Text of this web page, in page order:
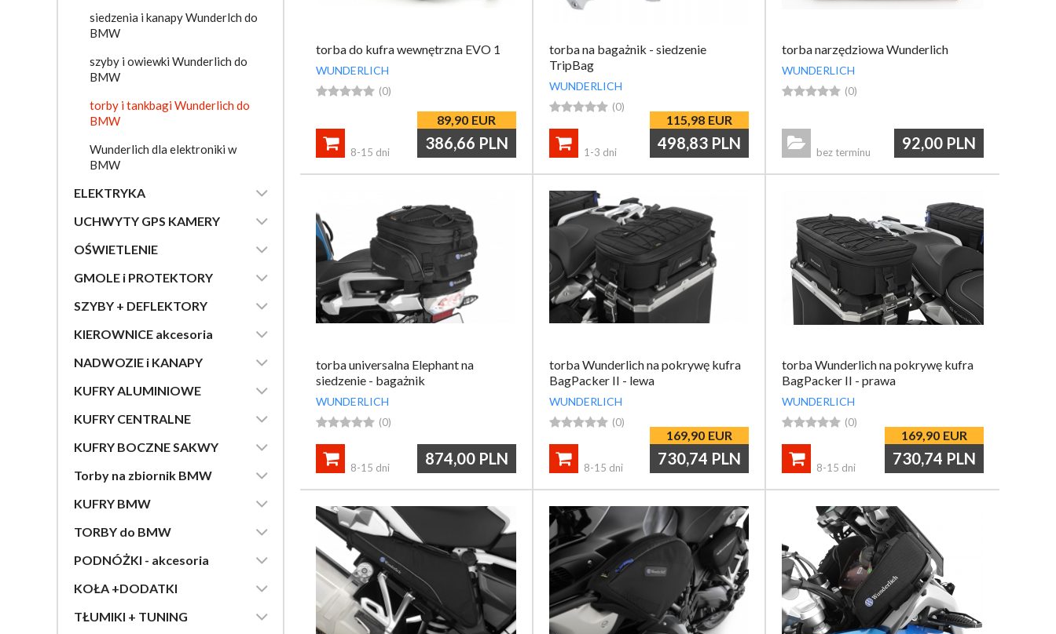
siedzenia i kanapy Wunderlch do
BMW
szyby i owiewki Wunderlich do
BMW
torby i tankbagi Wunderlich do
BMW
Wunderlich dla elektroniki w
BMW

ELEKTRYKA

UCHWYTY GPS KAMERY

OŚWIETLENIE

GMOLE i PROTEKTORY

SZYBY + DEFLEKTORY

KIEROWNICE akcesoria

NADWOZIE i KANAPY

KUFRY ALUMINIOWE

KUFRY CENTRALNE

KUFRY BOCZNE SAKWY

Torby na zbiornik BMW

KUFRY BMW

TORBY do BMW

PODNÓŻKI - akcesoria

KOŁA +DODATKI

TŁUMIKI + TUNING
torba do kufra wewnętrzna EVO 1
WUNDERLICH
 (0)
89,90 EUR
386,66 PLN

8-15 dni
torba na bagażnik - siedzenie
TripBag
WUNDERLICH
 (0)
115,98 EUR
498,83 PLN

1-3 dni
torba narzędziowa Wunderlich
WUNDERLICH
 (0)
92,00 PLN

bez terminu
torba universalna Elephant na
siedzenie - bagażnik
WUNDERLICH
 (0)
874,00 PLN

8-15 dni
torba Wunderlich na pokrywę kufra
BagPacker II - lewa
WUNDERLICH
 (0)
169,90 EUR
730,74 PLN

8-15 dni
torba Wunderlich na pokrywę kufra
BagPacker II - prawa
WUNDERLICH
 (0)
169,90 EUR
730,74 PLN

8-15 dni